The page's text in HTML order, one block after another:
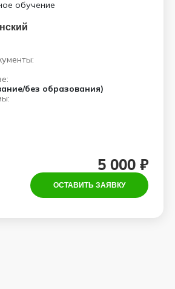
обучение
без образования)
5 000 ₽
ОСТАВИТЬ ЗАЯВКУ